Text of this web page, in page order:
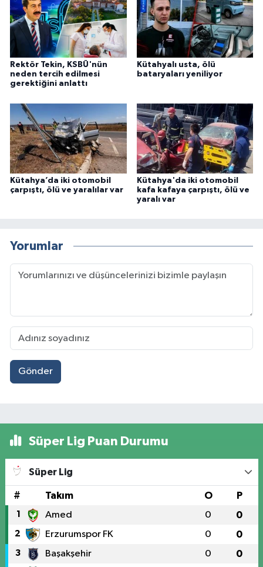
Rektör Tekin, KSBÜ'nün
neden tercih edilmesi
gerektiğini anlattı
Kütahyalı usta, ölü
bataryaları yeniliyor
Kütahya’da iki otomobil
çarpıştı, ölü ve yaralılar var
Kütahya'da iki otomobil
kafa kafaya çarpıştı, ölü ve
yaralı var
Yorumlar
Gönder
Süper Lig Puan Durumu
Süper Lig
# Takım O P
1 Amed 0 0
2 Erzurumspor FK 0 0
3 Başakşehir 0 0